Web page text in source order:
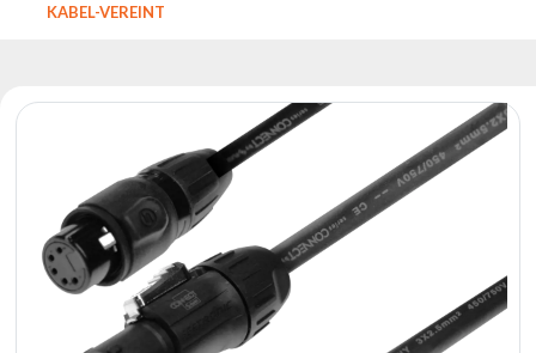
DMX-
Batteriebetrieben
Produktarchiv
Suchen
zu
KABEL-VEREINT